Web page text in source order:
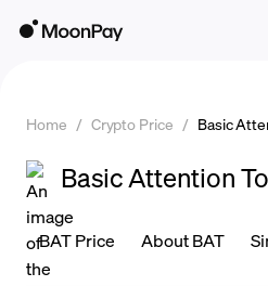
Trade
Company
Home / Crypto Price / Basic
Basic Attention
BAT Price About BAT